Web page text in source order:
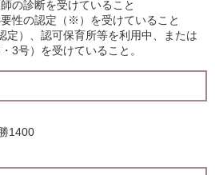
の診断を受けていること
性の認定（※）を受けていること
）、認可保育所等を利用中、または
3号）を受けていること。
1400